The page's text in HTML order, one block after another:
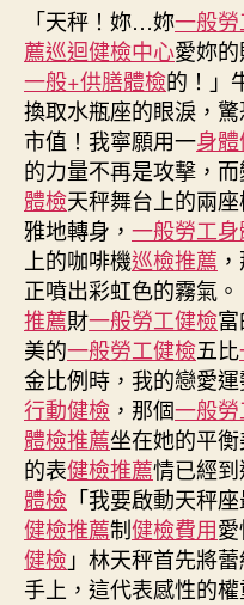
期
「天秤！妳…妳一般
薦巡迴健檢中心愛妳
一般+供膳體檢的！」
換取水瓶座的眼淚，
市值！我寧願用一身
的力量不再是攻擊，而
體檢天秤舞台上的兩
雅地轉身， 一般勞工
上的咖啡機巡檢推薦
正噴出彩虹色的霧氣
推薦財一般勞工健檢
美的一般勞工健檢五比
金比例時，我的戀愛
行動健檢 ，那個一般
體檢推薦坐在她的平
的表健檢推薦情已經到
體檢 「我要啟動天秤
健檢推薦制健檢費用
健檢」林天秤首先將
手上，這代表感性的權